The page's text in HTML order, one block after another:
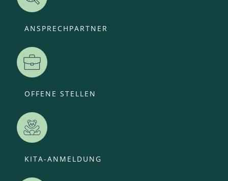
ANSPRECHPARTNER
OFFENE STELLEN
KITA-ANMELDUNG